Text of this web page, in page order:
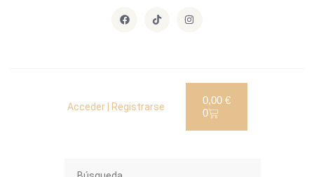
Acceder | Registrarse
0,00 €
0